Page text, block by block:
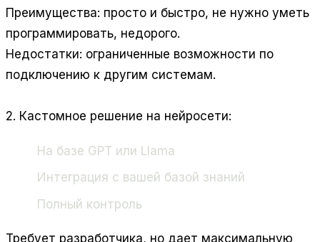
Преимущества: просто и быстро, не нужно уметь
программировать, недорого.
Недостатки: ограниченные возможности по
подключению к другим системам.
2. Кастомное решение на нейросети:
На базе GPT или Llama
Интеграция с вашей базой знаний
Полный контроль
Требует разработчика, но дает максимальную